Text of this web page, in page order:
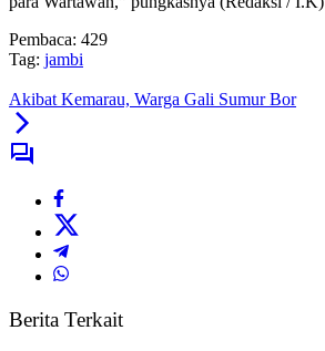
Pembaca: 429
Tag: jambi
Akibat Kemarau, Warga Gali Sumur Bor
Berita Terkait